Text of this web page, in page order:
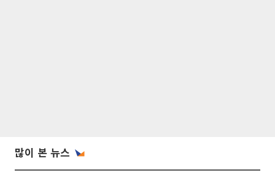
많이 본 뉴스